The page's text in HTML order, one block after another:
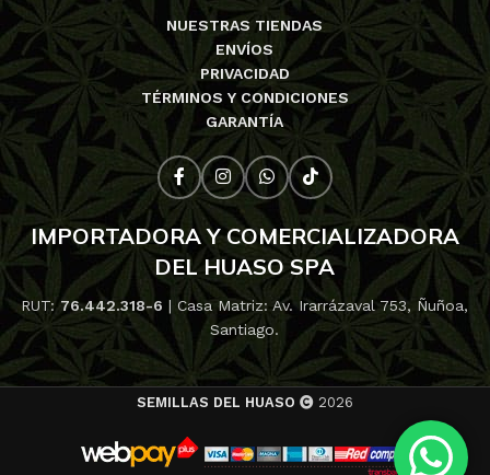
NUESTRAS TIENDAS
ENVÍOS
PRIVACIDAD
TÉRMINOS Y CONDICIONES
GARANTÍA
IMPORTADORA Y COMERCIALIZADORA
DEL HUASO SPA
RUT:76.442.318-6 | Casa Matriz: Av. Irarrázaval 753, Ñuñoa,
Santiago.
SEMILLAS DEL HUASO 2026